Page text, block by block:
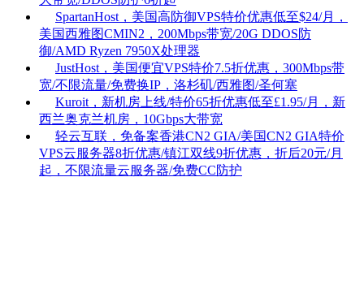
SpartanHost，美国高防御VPS特价优惠低至$24/月，
美国西雅图CMIN2，200Mbps带宽/20G DDOS防
御/AMD Ryzen 7950X处理器
JustHost，美国便宜VPS特价7.5折优惠，300Mbps带
宽/不限流量/免费换IP，洛杉矶/西雅图/圣何塞
Kuroit，新机房上线/特价65折优惠低至£1.95/月，新
西兰奥克兰机房，10Gbps大带宽
轻云互联，免备案香港CN2 GIA/美国CN2 GIA特价
VPS云服务器8折优惠/镇江双线9折优惠，折后20元/月
起，不限流量云服务器/免费CC防护